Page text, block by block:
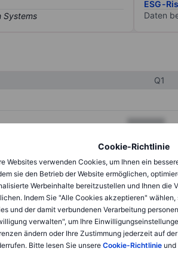
Cookie-Richtlinie
Websites verwenden Cookies, um Ihnen ein
sie den Betrieb der Website ermöglichen,
Werbeinhalte bereitzustellen und Ihnen die
Indem Sie "Alle Cookies akzeptieren"
und der damit verbundenen Verarbeitung
verwalten", um Ihre
ändern oder Ihre Zustimmung jederzeit auf
Bitte lesen Sie unsere Cookie-Richtlinieund
ESG-
Daten
Q1
XXXXXXX
XXXXXXX
XXXXXXX
XXXXXXX
XXXXXXX